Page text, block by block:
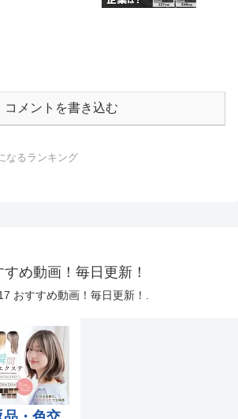
コメントを書き込む
なるランキング
すめ動画！毎日更新！
おすすめ動画！毎日更新！.